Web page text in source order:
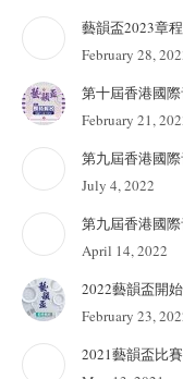
藝韻盃2023章
February 28,
第十屆香港國
February 21,
第九屆香港國
July 4, 2022
第九屆香港國
April 14, 2022
2022藝韻盃開
February 23,
2021藝韻盃比